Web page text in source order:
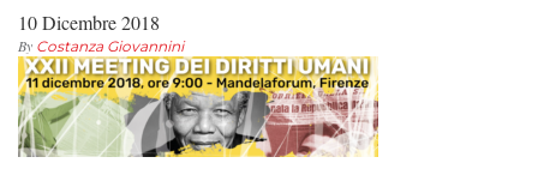
10 Dicembre 2018
By Costanza Giovannini